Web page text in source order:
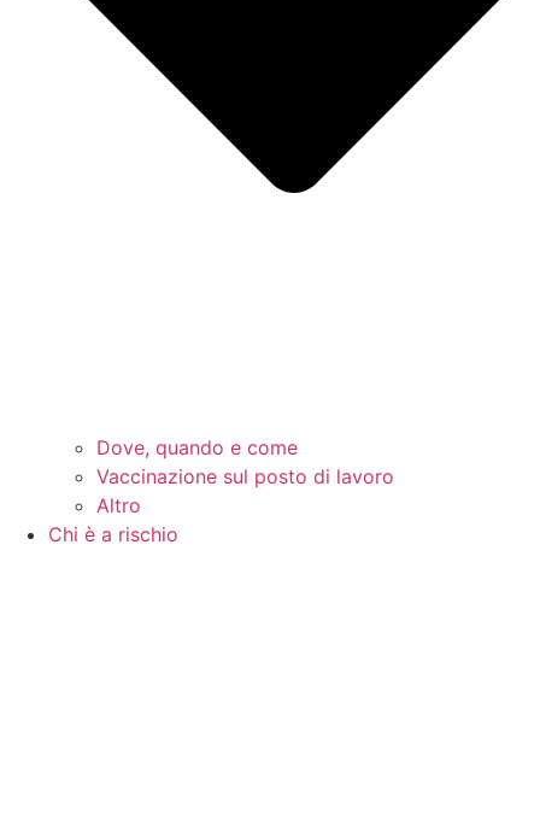
Dove, quando e come
Vaccinazione sul posto di lavoro
Altro
Chi è a rischio